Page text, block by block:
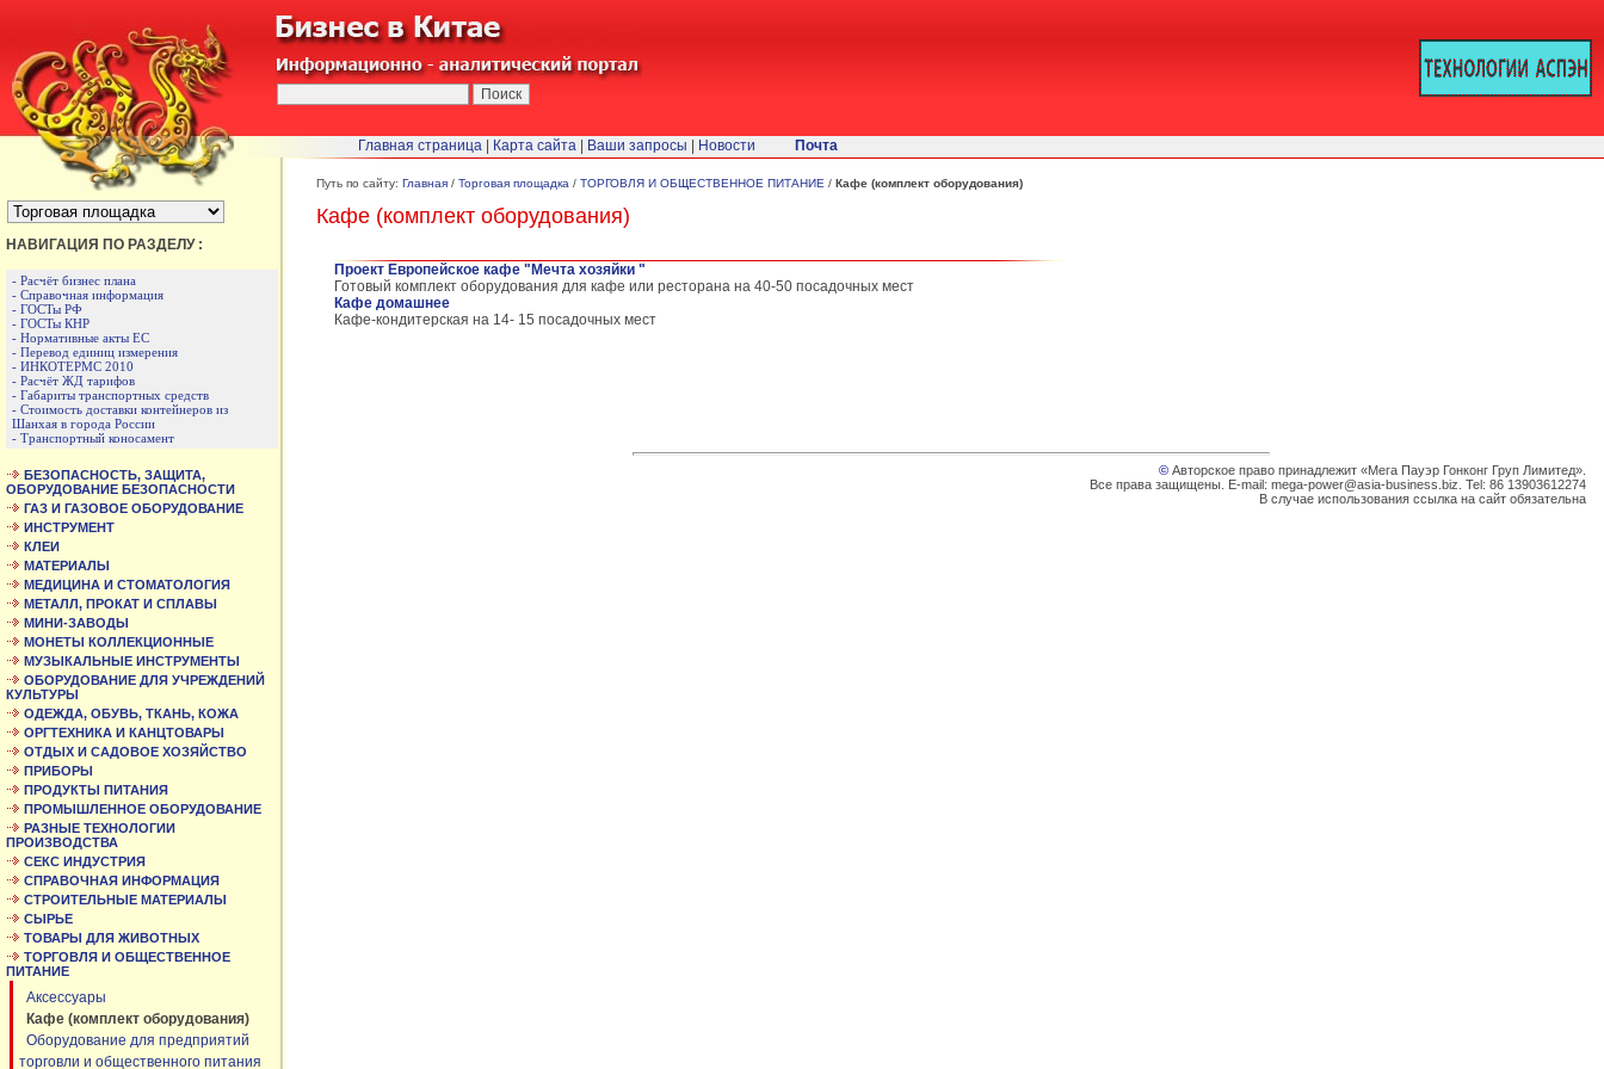
БЫСТРЫЙ ПЕРЕХОД :
НАВИГАЦИЯ ПО РАЗДЕЛУ :
- Расчёт бизнес плана
- Справочная информация
- ГОСТы РФ
- ГОСТы КНР
- Нормативные акты ЕС
- Перевод единиц измерения
- ИНКОТЕРМС 2010
- Расчёт ЖД тарифов
- Габариты транспортных средств
- Стоимость доставки контейнеров из
Шанхая в города России
- Транспортный коносамент
БЕЗОПАСНОСТЬ, ЗАЩИТА,
ОБОРУДОВАНИЕ БЕЗОПАСНОСТИ
ГАЗ И ГАЗОВОЕ ОБОРУДОВАНИЕ
ИНСТРУМЕНТ
КЛЕИ
МАТЕРИАЛЫ
МЕДИЦИНА И СТОМАТОЛОГИЯ
МЕТАЛЛ, ПРОКАТ И СПЛАВЫ
МИНИ-ЗАВОДЫ
МОНЕТЫ КОЛЛЕКЦИОННЫЕ
МУЗЫКАЛЬНЫЕ ИНСТРУМЕНТЫ
ОБОРУДОВАНИЕ ДЛЯ УЧРЕЖДЕНИЙ
КУЛЬТУРЫ
ОДЕЖДА, ОБУВЬ, ТКАНЬ, КОЖА
ОРГТЕХНИКА И КАНЦТОВАРЫ
ОТДЫХ И САДОВОЕ ХОЗЯЙСТВО
ПРИБОРЫ
ПРОДУКТЫ ПИТАНИЯ
ПРОМЫШЛЕННОЕ ОБОРУДОВАНИЕ
РАЗНЫЕ ТЕХНОЛОГИИ
ПРОИЗВОДСТВА
СЕКС ИНДУСТРИЯ
СПРАВОЧНАЯ ИНФОРМАЦИЯ
СТРОИТЕЛЬНЫЕ МАТЕРИАЛЫ
СЫРЬЕ
ТОВАРЫ ДЛЯ ЖИВОТНЫХ
ТОРГОВЛЯ И ОБЩЕСТВЕННОЕ
ПИТАНИЕ
Аксессуары
Кафе (комплект оборудования)
Оборудование для предприятий
торговли и общественного питания
Путь по сайту: Главная / Торговая площадка / ТОРГОВЛЯ И ОБЩЕСТВЕННОЕ ПИТАНИЕ / Кафе (комплект оборудования)
Кафе (комплект оборудования)
Проект Европейское кафе "Мечта хозяйки "
Готовый комплект оборудования для кафе или ресторана на 40-50 посадочных мест
Кафе домашнее
Кафе-кондитерская на 14- 15 посадочных мест
© Авторское право принадлежит «Мега Пауэр Гонконг Груп Лимитед».
Все права защищены. E-mail: mega-power@asia-business.biz. Tel: 86 13903612274
В случае использования ссылка на сайт обязательна
Главная страница Карта сайта Ваши запросы Новости Почта